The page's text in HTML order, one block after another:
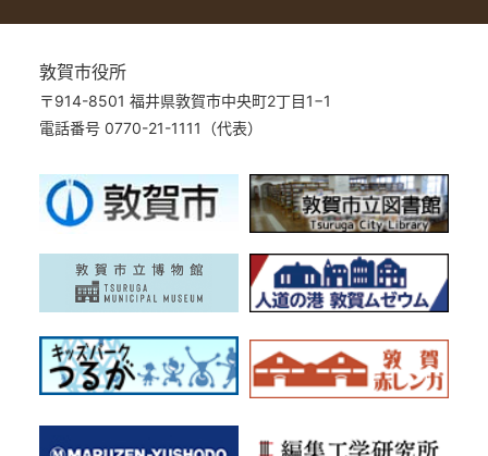
敦賀市役所
〒914-8501 福井県敦賀市中央町2丁目1−1
電話番号 0770-21-1111（代表）